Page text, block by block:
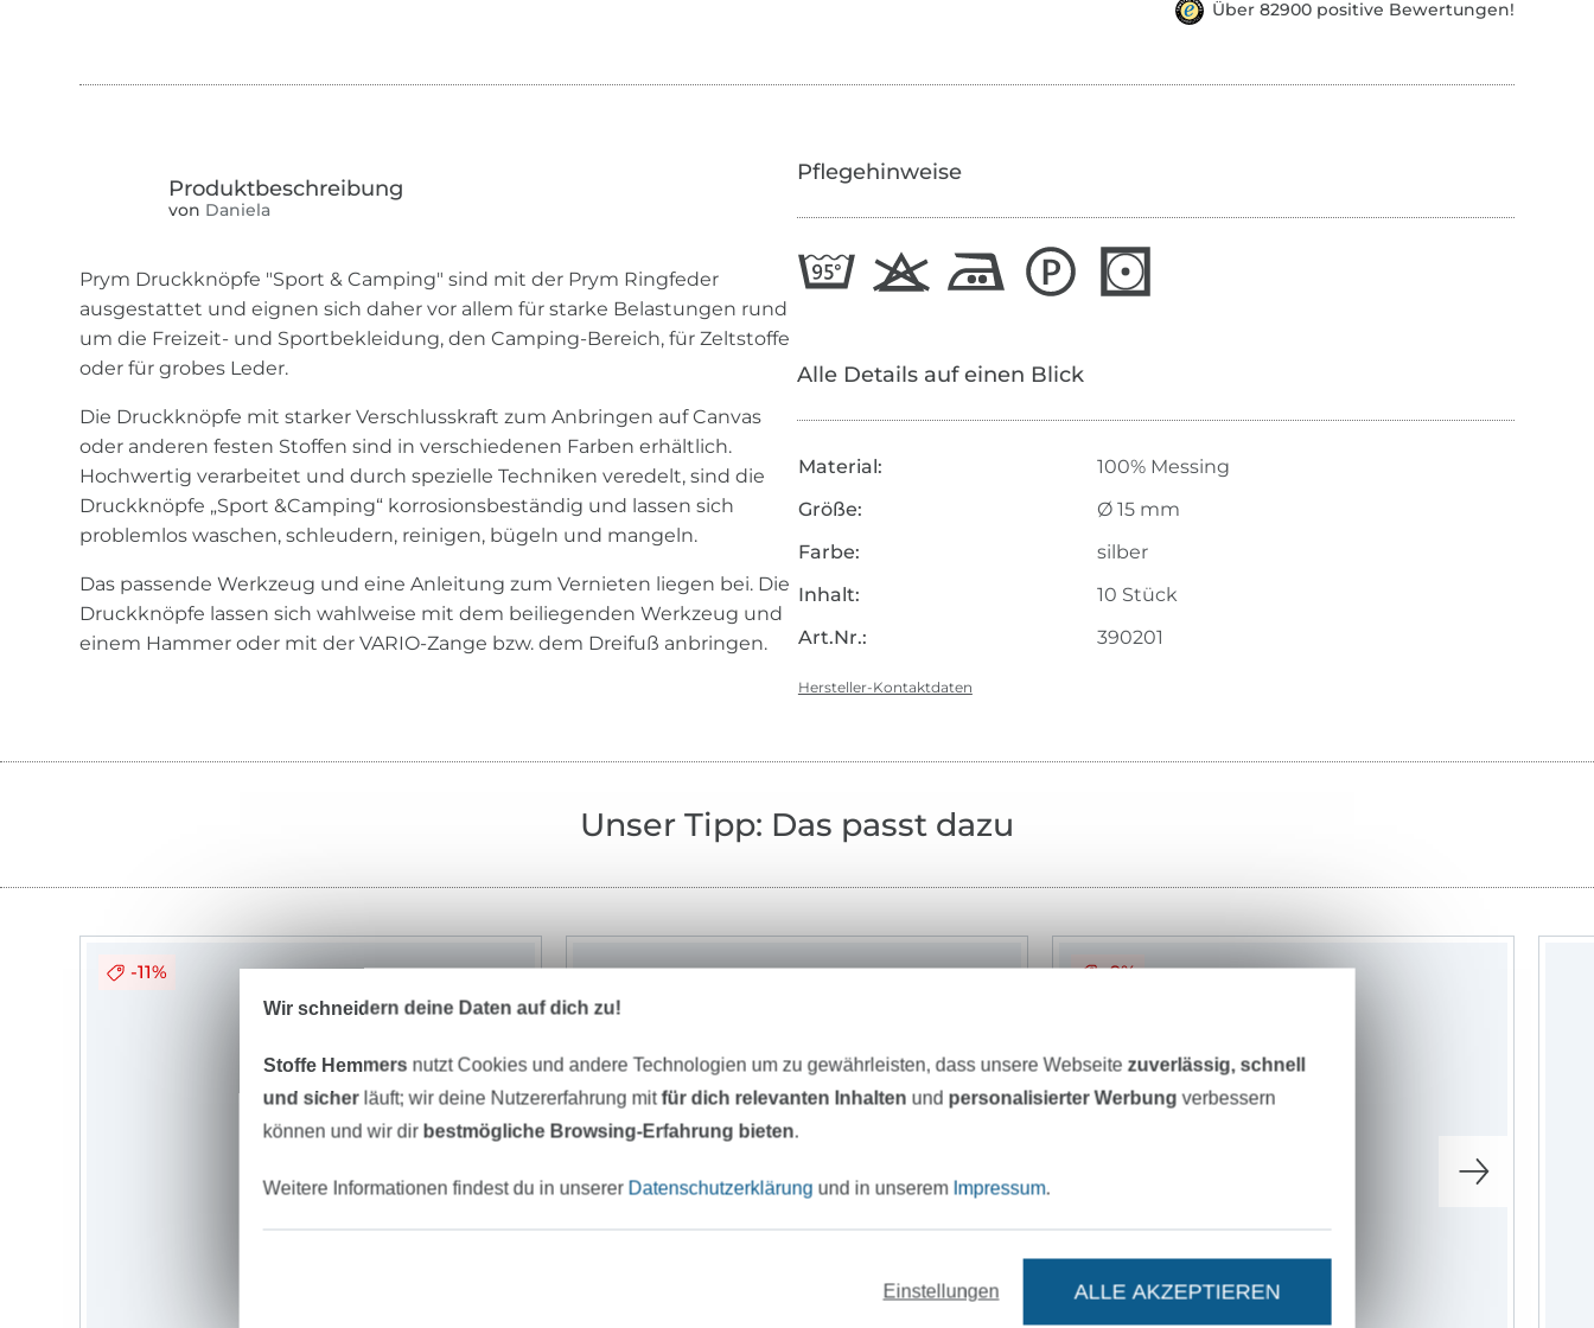
Über 82900 positive Bewertungen!
von Daniela
Prym Druckknöpfe "Sport & Camping" sind mit der Prym Ringfeder
ausgestattet und eignen sich daher vor allem für starke Belastungen rund
um die Freizeit- und Sportbekleidung, den Camping-Bereich, für Zeltstoffe
oder für grobes Leder.
Die Druckknöpfe mit starker Verschlusskraft zum Anbringen auf Canvas
oder anderen festen Stoffen sind in verschiedenen Farben erhältlich.
Hochwertig verarbeitet und durch spezielle Techniken veredelt, sind die
Druckknöpfe „Sport &Camping“ korrosionsbeständig und lassen sich
problemlos waschen, schleudern, reinigen, bügeln und mangeln.
Das passende Werkzeug und eine Anleitung zum Vernieten liegen bei. Die
Druckknöpfe lassen sich wahlweise mit dem beiliegenden Werkzeug und
einem Hammer oder mit der VARIO-Zange bzw. dem Dreifuß anbringen.
Pflegehinweise
Alle Details auf einen Blick
Material:
100% Messing
Größe:
Ø 15 mm
Farbe:
silber
Inhalt:
10 Stück
Art.Nr.:
390201
Hersteller-Kontaktdaten
Unser Tipp: Das passt dazu
-11% -9%
Wir schneidern deine Daten auf dich zu!
Stoffe Hemmers nutzt Cookies und andere Technologien um zu gewährleisten, dass unsere Webseitezuverlässig, schnell
und sicherläuft; wir deine Nutzererfahrung mitfür dich relevanten Inhalten und personalisierter Werbung verbessern
können und wir dir bestmögliche Browsing-Erfahrung bieten.
Weitere Informationen findest du in unserer Datenschutzerklärung und in unserem Impressum.
Einstellungen ALLE AKZEPTIEREN